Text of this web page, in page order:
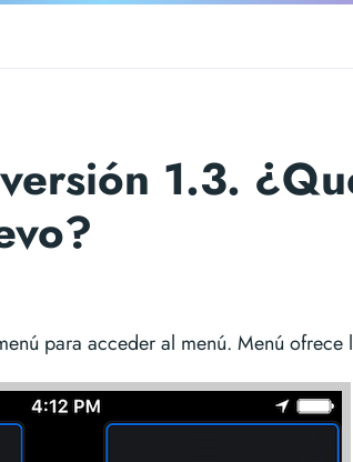
1.3.
para acceder al menú. Menú ofrece